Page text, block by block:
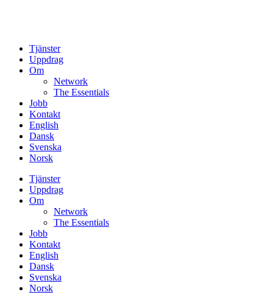
Tjänster
Uppdrag
Om
Network
The Essentials
Jobb
Kontakt
English
Dansk
Svenska
Norsk
Tjänster
Uppdrag
Om
Network
The Essentials
Jobb
Kontakt
English
Dansk
Svenska
Norsk